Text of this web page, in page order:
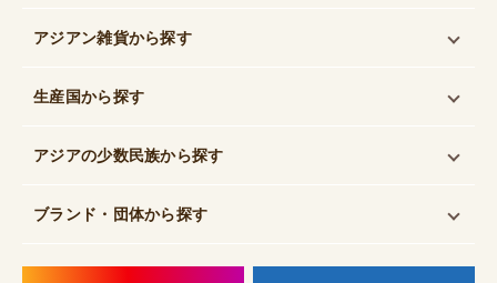
アジアン雑貨から探す
生産国から探す
アジアの少数民族から探す
ブランド・団体から探す